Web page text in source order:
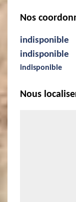
Nos
indisponible
indisponible
indisponible
Nous